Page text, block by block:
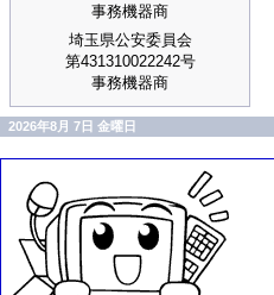
事務機器商
埼玉県公安委員会
第431310022242号
事務機器商
2026年8月 7日 金曜日